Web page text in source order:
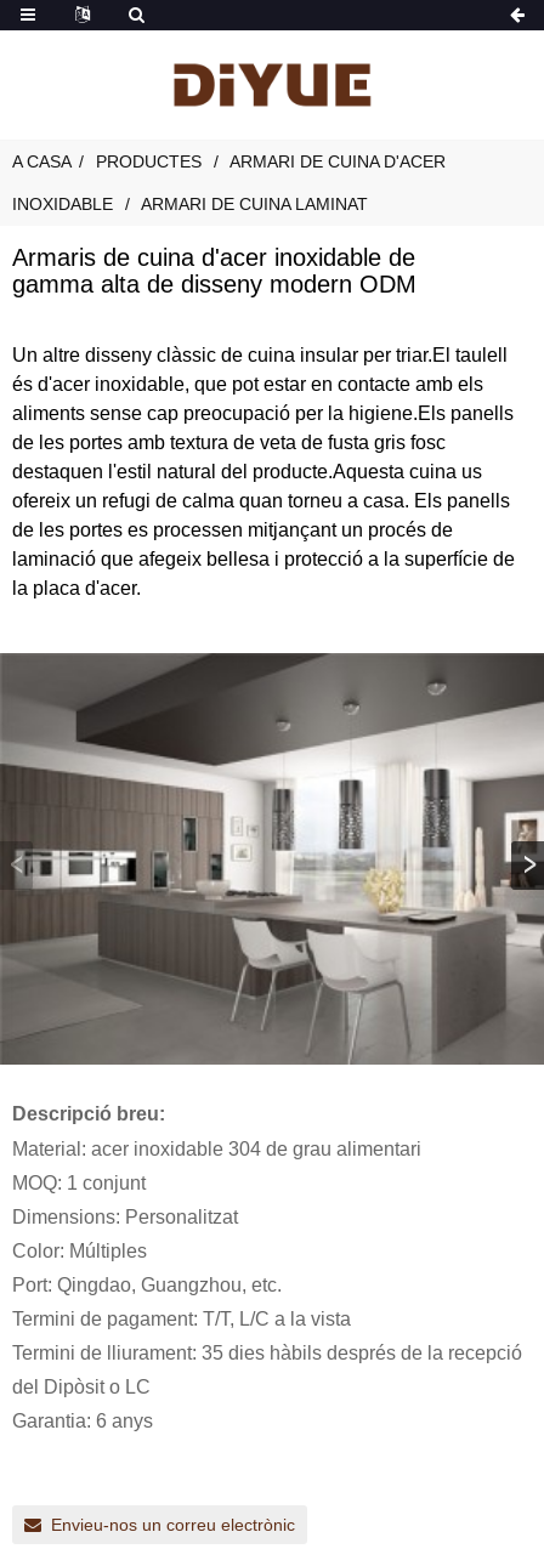
A CASA PRODUCTES ARMARI DE CUINA D'ACER
INOXIDABLE ARMARI DE CUINA LAMINAT
Armaris de cuina d'acer inoxidable de
gamma alta de disseny modern ODM
Un altre disseny clàssic de cuina insular per triar.El taulell
és d'acer inoxidable, que pot estar en contacte amb els
aliments sense cap preocupació per la higiene.Els panells
de les portes amb textura de veta de fusta gris fosc
destaquen l'estil natural del producte.Aquesta cuina us
ofereix un refugi de calma quan torneu a casa. Els panells
de les portes es processen mitjançant un procés de
laminació que afegeix bellesa i protecció a la superfície de
la placa d'acer.
Descripció breu:
Material: acer inoxidable 304 de grau alimentari
MOQ: 1 conjunt
Dimensions: Personalitzat
Color: Múltiples
Port: Qingdao, Guangzhou, etc.
Termini de pagament: T/T, L/C a la vista
Termini de lliurament: 35 dies hàbils després de la recepció
del Dipòsit o LC
Garantia: 6 anys
Envieu-nos un correu electrònic